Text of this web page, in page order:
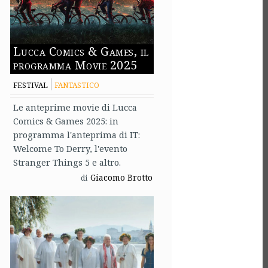
Lucca Comics & Games, il
programma Movie 2025
FESTIVAL FANTASTICO
Le anteprime movie di Lucca
Comics & Games 2025: in
programma l'anteprima di IT:
Welcome To Derry, l'evento
Stranger Things 5 e altro.
di Giacomo Brotto